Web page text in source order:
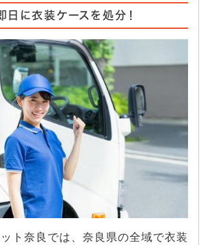
日に衣装ケースを処分！
ト奈良では、奈良県の全域で衣装